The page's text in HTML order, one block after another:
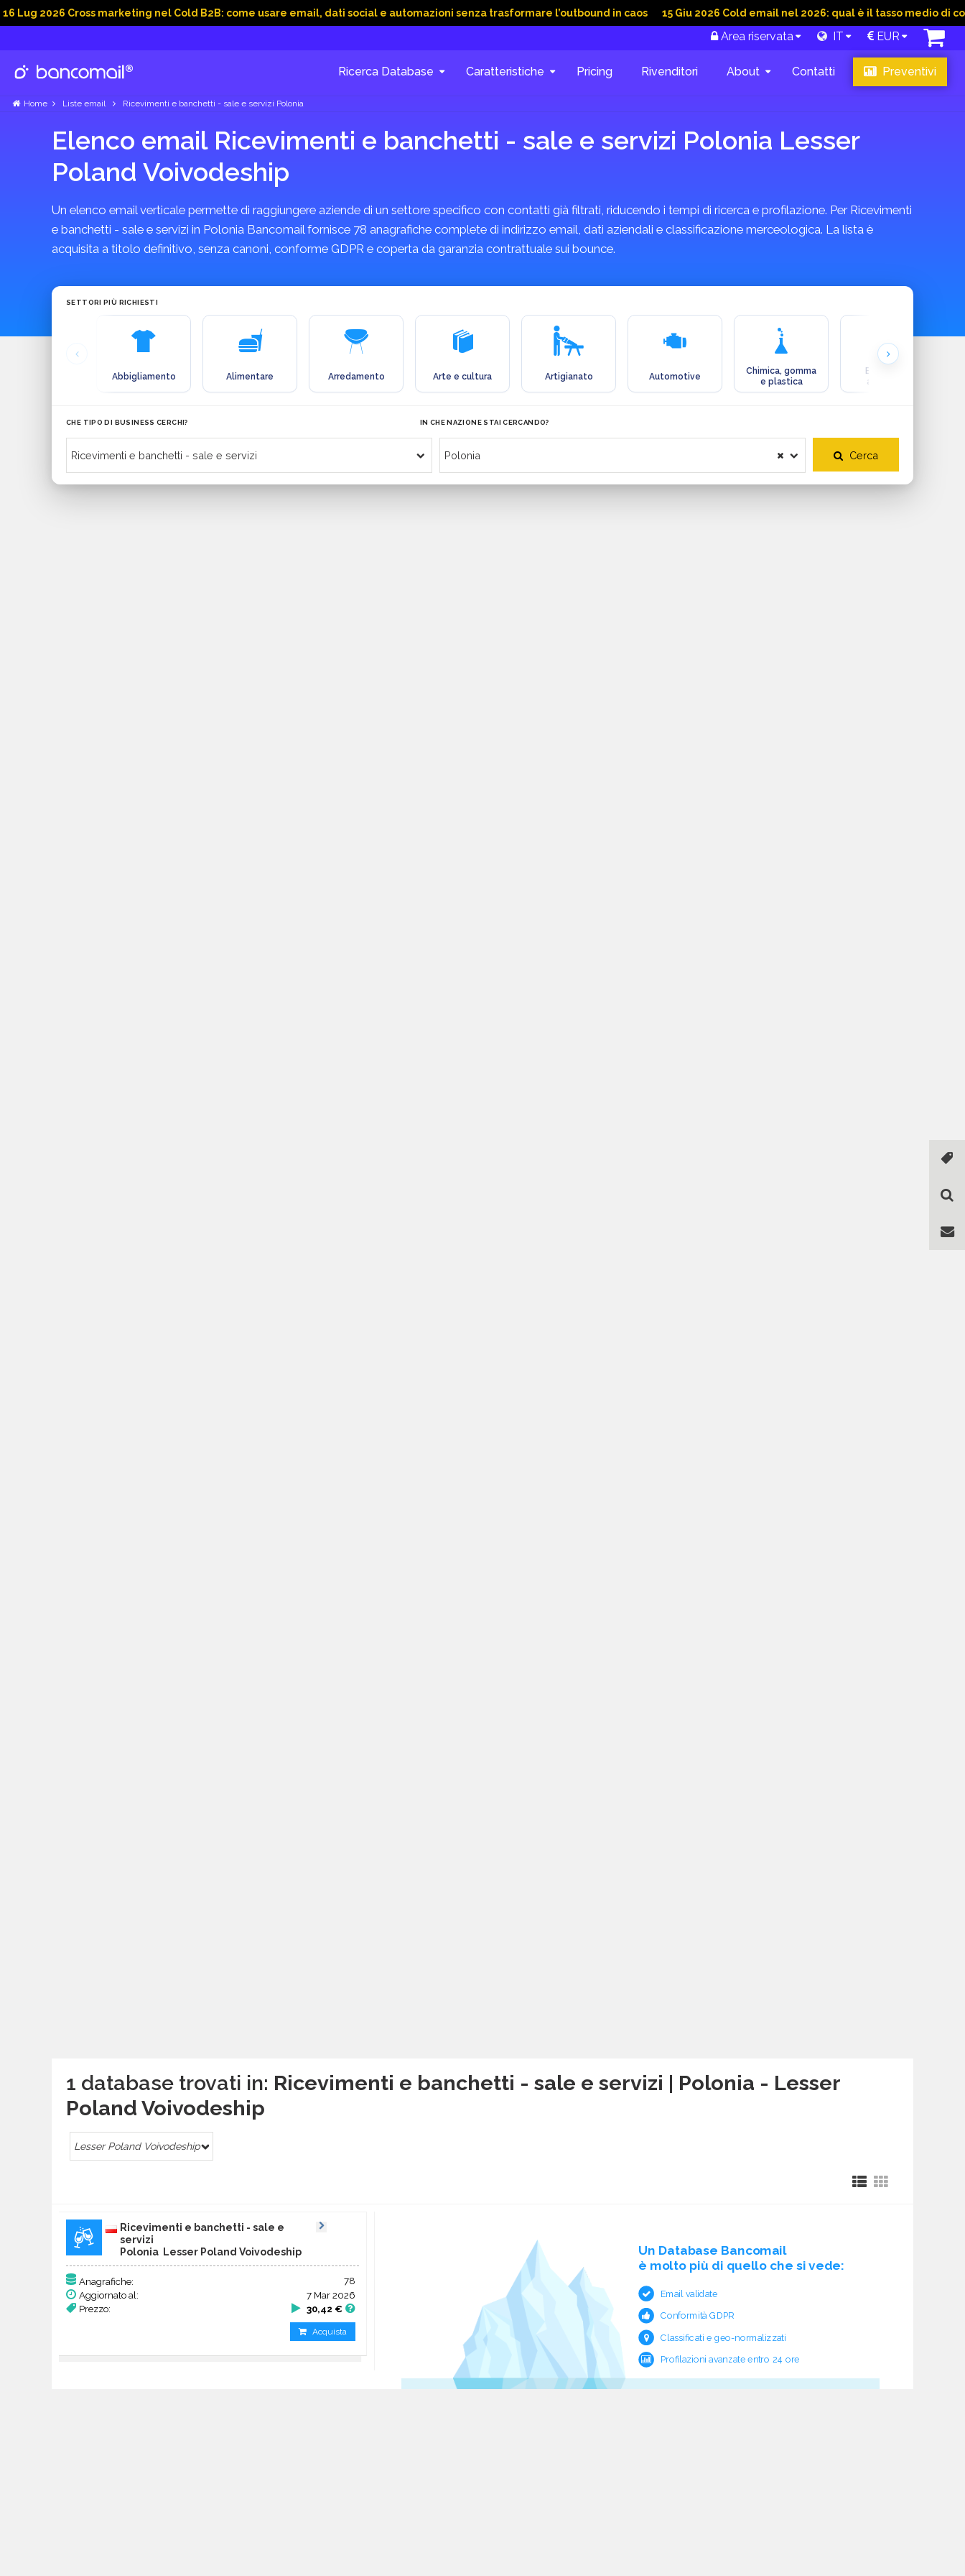
Cross marketing nel Cold B2B: come usare email, dati social e automazioni senza trasformare l’outbound in caos 15 Giu 2026 Cold email nel 2026: qual è il tasso medio di
Area riservata IT EUR
Ricerca Database Caratteristiche Pricing Rivenditori About Contatti Preventivi
Home Liste email Ricevimenti e banchetti - sale e servizi Polonia
Elenco email Ricevimenti e banchetti - sale e servizi Polonia Lesser
Poland Voivodeship
Un elenco email verticale permette di raggiungere aziende di un settore specifico con contatti già filtrati, riducendo i tempi di ricerca e profilazione. Per Ricevimenti
e banchetti - sale e servizi in Polonia Bancomail fornisce 78 anagrafiche complete di indirizzo email, dati aziendali e classificazione merceologica. La lista è
acquisita a titolo definitivo, senza canoni, conforme GDPR e coperta da garanzia contrattuale sui bounce.
SETTORI PIÙ RICHIESTI
Abbigliamento Alimentare Arredamento Arte e cultura Artigianato Automotive
Chimica, gomma
e plastica
Ecologia e
ambiente
CHE TIPO DI BUSINESS CERCHI? IN CHE NAZIONE STAI CERCANDO?
Cerca
1 database trovati in: Ricevimenti e banchetti - sale e servizi | Polonia - Lesser
Poland Voivodeship
Lesser Poland Voivodeship
Ricevimenti e banchetti - sale e
servizi
Polonia Lesser Poland Voivodeship
Anagrafiche:
78
Aggiornato al:
7 Mar 2026
Prezzo:
30,42 €
Acquista
Un Database Bancomail
è molto più di quello che si vede:
Email validate
Conformità GDPR
Classificati e geo-normalizzati
Profilazioni avanzate entro 24 ore